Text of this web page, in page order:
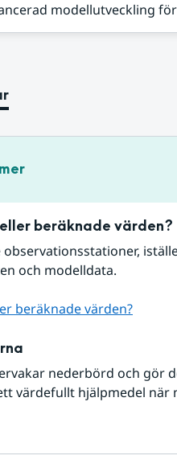
modellutveckling
beräknade värden?
och modelldata.
beräknade värden?
nederbörd och gör
värdefullt hjälpmedel när